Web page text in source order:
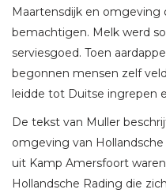
Maartensdijk en
bemachtigen. Melk werd
serviesgoed. Toen
begonnen mensen zelf
leidde tot Duitse ingrepen
De tekst van Muller
omgeving van
uit Kamp Amersfoort
Hollandsche Rading die